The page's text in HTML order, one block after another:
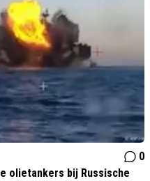
0
olietankers bij Russische